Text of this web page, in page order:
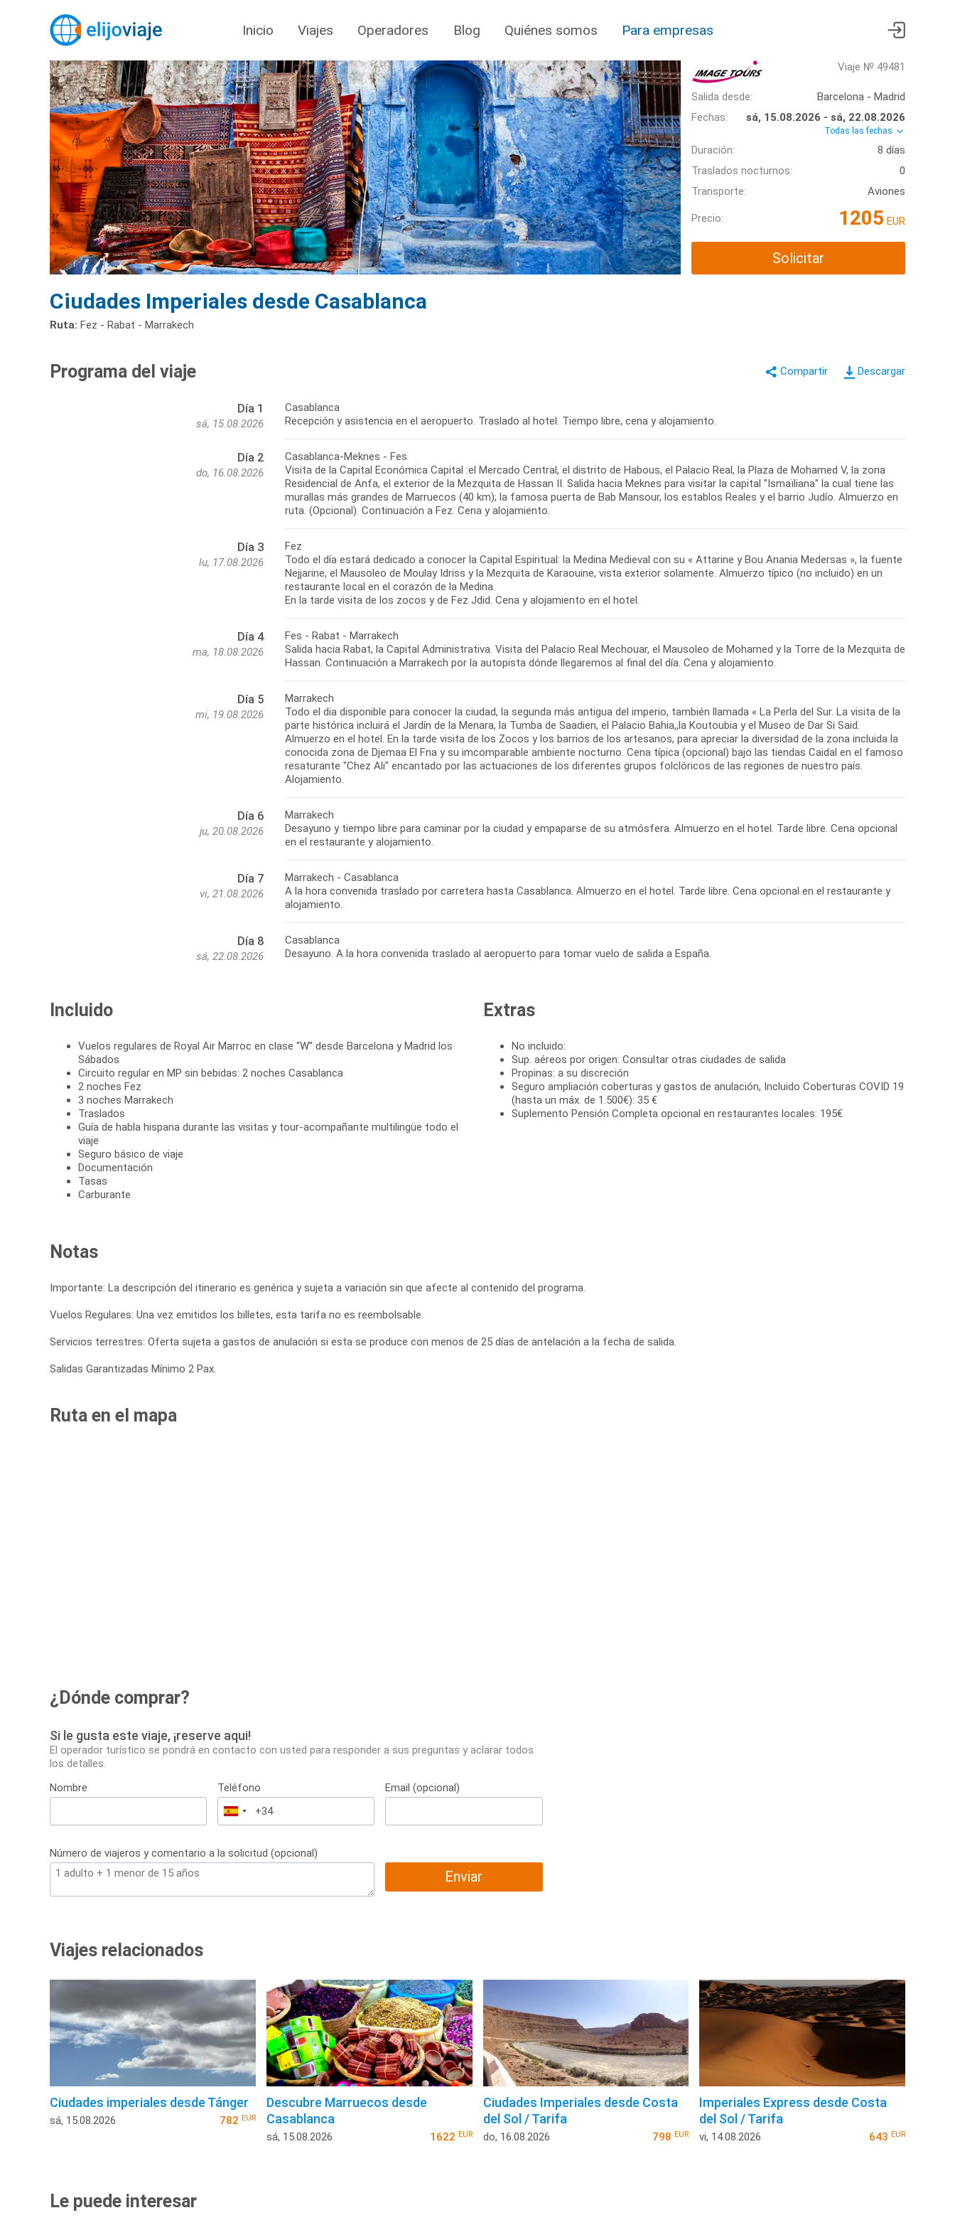
Inicio Viajes Operadores Blog Quiénes somos Para empresas
Viaje № 49481
Salida desde:
Barcelona - Madrid
Fechas:
sá, 15.08.2026 - sá, 22.08.2026
Todas las fechas
Duración:
8 días
Traslados nocturnos:
0
Transporte:
Aviones
Precio: 1205 EUR
Solicitar
Ciudades Imperiales desde Casablanca
Ruta: Fez - Rabat - Marrakech
Descargar
Programa del viaje
Día 1
sá, 15.08.2026
Casablanca
Recepción y asistencia en el aeropuerto. Traslado al hotel. Tiempo libre, cena y alojamiento.
Día 2
do, 16.08.2026
Casablanca-Meknes - Fes
Visita de la Capital Económica Capital :el Mercado Central, el distrito de Habous, el Palacio Real, la Plaza de Mohamed V, la zona
Residencial de Anfa, el exterior de la Mezquita de Hassan II. Salida hacia Meknes para visitar la capital "Ismaïliana" la cual tiene las
murallas más grandes de Marruecos (40 km); la famosa puerta de Bab Mansour, los establos Reales y el barrio Judío. Almuerzo en
ruta. (Opcional). Continuación a Fez. Cena y alojamiento.
Día 3
lu, 17.08.2026
Fez
Todo el día estará dedicado a conocer la Capital Espiritual: la Medina Medieval con su « Attarine y Bou Anania Medersas », la fuente
Nejjarine, el Mausoleo de Moulay Idriss y la Mezquita de Karaouine, vista exterior solamente. Almuerzo típico (no incluido) en un
restaurante local en el corazón de la Medina.
En la tarde visita de los zocos y de Fez Jdid. Cena y alojamiento en el hotel.
Día 4
ma, 18.08.2026
Fes - Rabat - Marrakech
Salida hacia Rabat, la Capital Administrativa. Visita del Palacio Real Mechouar, el Mausoleo de Mohamed y la Torre de la Mezquita de
Hassan. Continuación a Marrakech por la autopista dónde llegaremos al final del día. Cena y alojamiento.
Día 5
mi, 19.08.2026
Marrakech
Todo el dia disponible para conocer la ciudad, la segunda más antigua del imperio, también llamada « La Perla del Sur. La visita de la
parte histórica incluirá el Jardín de la Menara, la Tumba de Saadien, el Palacio Bahia,,la Koutoubia y el Museo de Dar Si Said.
Almuerzo en el hotel. En la tarde visita de los Zocos y los barrios de los artesanos, para apreciar la diversidad de la zona incluida la
conocida zona de Djemaa El Fna y su imcomparable ambiente nocturno. Cena típica (opcional) bajo las tiendas Caidal en el famoso
resaturante "Chez Ali" encantado por las actuaciones de los diferentes grupos folclóricos de las regiones de nuestro país.
Alojamiento.
Día 6
ju, 20.08.2026
Marrakech
Desayuno y tiempo libre para caminar por la ciudad y empaparse de su atmósfera. Almuerzo en el hotel. Tarde libre. Cena opcional
en el restaurante y alojamiento.
Día 7
vi, 21.08.2026
Marrakech - Casablanca
A la hora convenida traslado por carretera hasta Casablanca. Almuerzo en el hotel. Tarde libre. Cena opcional en el restaurante y
alojamiento.
Día 8
sá, 22.08.2026
Casablanca
Desayuno. A la hora convenida traslado al aeropuerto para tomar vuelo de salida a España.
Incluido
Vuelos regulares de Royal Air Marroc en clase “W” desde Barcelona y Madrid los
Sábados
Circuito regular en MP sin bebidas: 2 noches Casablanca
2 noches Fez
3 noches Marrakech
Traslados
Guía de habla hispana durante las visitas y tour-acompañante multilingüe todo el
viaje
Seguro básico de viaje
Documentación
Tasas
Carburante
Extras
No incluido:
Sup. aéreos por origen: Consultar otras ciudades de salida
Propinas: a su discreción
Seguro ampliación coberturas y gastos de anulación, Incluido Coberturas COVID 19
(hasta un máx. de 1.500€): 35 €
Suplemento Pensión Completa opcional en restaurantes locales: 195€
Notas
Importante: La descripción del itinerario es genérica y sujeta a variación sin que afecte al contenido del programa.
Vuelos Regulares: Una vez emitidos los billetes, esta tarifa no es reembolsable.
Servicios terrestres: Oferta sujeta a gastos de anulación si esta se produce con menos de 25 días de antelación a la fecha de salida.
Salidas Garantizadas Mínimo 2 Pax.
Ruta en el mapa
¿Dónde comprar?
Si le gusta este viaje, ¡reserve aqui!
El operador turístico se pondrá en contacto con usted para responder a sus preguntas y aclarar todos
los detalles.
Nombre
Teléfono
España
+34
Email (opcional)
Número de viajeros y comentario a la solicitud (opcional)
Enviar
Viajes relacionados
Ciudades imperiales desde Tánger
sá, 15.08.2026 782 EUR
Descubre Marruecos desde
Casablanca
sá, 15.08.2026 1622 EUR
Ciudades Imperiales desde Costa
del Sol / Tarifa
do, 16.08.2026 798EUR
Imperiales Express desde Costa
del Sol / Tarifa
vi, 14.08.2026 643 EUR
Le puede interesar